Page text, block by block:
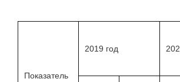
Показатель
2019 год